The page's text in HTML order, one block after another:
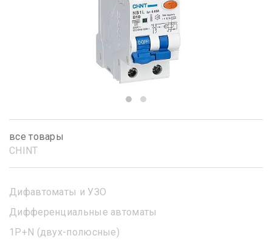
все товары
CHINT
Дифавтоматы и УЗО
Дифференциальные автоматы
1Р+N (двух-полюсные)